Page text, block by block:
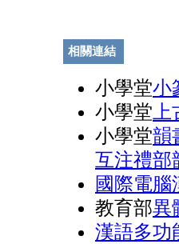
相關連結
小學堂小
小學堂
小學堂韻
互注禮部
國際電腦
教育部異
漢語多功